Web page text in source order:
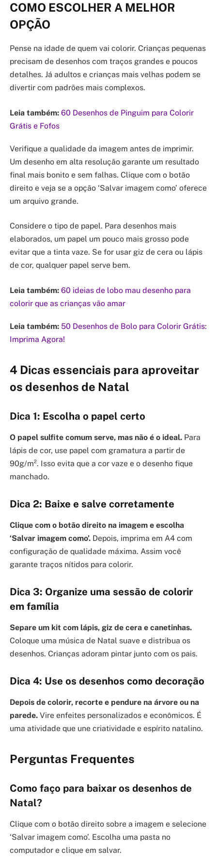
COMO ESCOLHER A MELHOR
OPÇÃO
Pense na idade de quem vai colorir. Crianças pequenas
precisam de desenhos com traços grandes e poucos
detalhes. Já adultos e crianças mais velhas podem se
divertir com padrões mais complexos.
Leia também: 60 Desenhos de Pinguim para Colorir
Grátis e Fofos
Verifique a qualidade da imagem antes de imprimir.
Um desenho em alta resolução garante um resultado
final mais bonito e sem falhas. Clique com o botão
direito e veja se a opção ‘Salvar imagem como’ oferece
um arquivo grande.
Considere o tipo de papel. Para desenhos mais
elaborados, um papel um pouco mais grosso pode
evitar que a tinta vaze. Se for usar giz de cera ou lápis
de cor, qualquer papel serve bem.
Leia também: 60 ideias de lobo mau desenho para
colorir que as crianças vão amar
Leia também: 50 Desenhos de Bolo para Colorir Grátis:
Imprima Agora!
4 Dicas essenciais para aproveitar
os desenhos de Natal
Dica 1: Escolha o papel certo
O papel sulfite comum serve, mas não é o ideal. Para
lápis de cor, use papel com gramatura a partir de
90g/m². Isso evita que a cor vaze e o desenho fique
manchado.
Dica 2: Baixe e salve corretamente
Clique com o botão direito na imagem e escolha
‘Salvar imagem como’. Depois, imprima em A4 com
configuração de qualidade máxima. Assim você
garante traços nítidos para colorir.
Dica 3: Organize uma sessão de colorir
em família
Separe um kit com lápis, giz de cera e canetinhas.
Coloque uma música de Natal suave e distribua os
desenhos. Crianças adoram pintar junto com os pais.
Dica 4: Use os desenhos como decoração
Depois de colorir, recorte e pendure na árvore ou na
parede. Vire enfeites personalizados e econômicos. É
uma atividade que une criatividade e espírito natalino.
Perguntas Frequentes
Como faço para baixar os desenhos de
Natal?
Clique com o botão direito sobre a imagem e selecione
‘Salvar imagem como’. Escolha uma pasta no
computador e clique em salvar.